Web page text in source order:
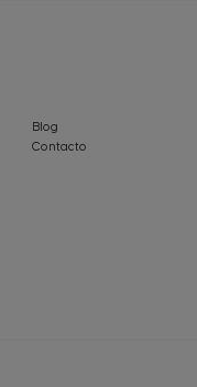
Blog
Contacto